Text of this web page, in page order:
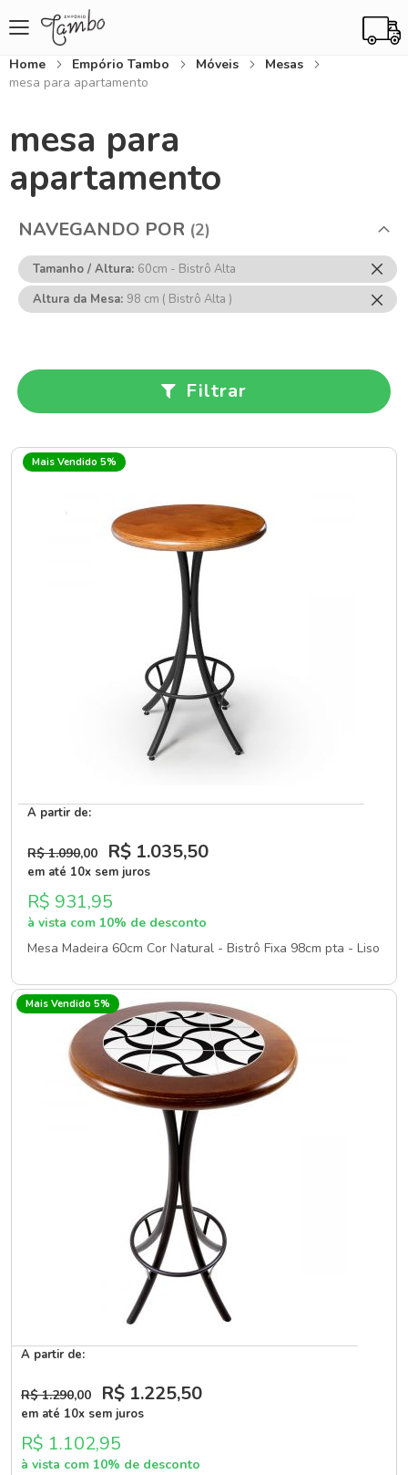
Home Empório Tambo Móveis
Mesas
mesa para apartamento
mesa para
apartamento
Filtrar
Mais Vendido 5%
A partir de:
R$ 1.090,00 R$ 1.035,50
em até 10x sem juros
R$ 931,95
à vista com 10% de desconto
Mesa Madeira 60cm Cor Natural - Bistrô Fixa 98cm pta - Liso
Mais Vendido 5%
A partir de:
R$ 1.290,00 R$ 1.225,50
em até 10x sem juros
R$ 1.102,95
à vista com 10% de desconto
NAVEGANDO POR
Tamanho / Altura 60cm - Bistrô Alta
Esse
Item
Altura da Mesa 98 cm ( Bistrô Alta )
Esse